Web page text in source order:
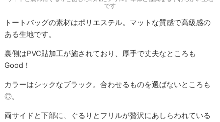
です
トートバッグの素材はポリエステル。マットな質感で高級感の
ある生地です。
裏側はPVC貼加工が施されており、厚手で丈夫なところも
Good！
カラーはシックなブラック。合わせるものを選ばないところも
◎。
両サイドと下部に、ぐるりとフリルが贅沢にあしらわれている